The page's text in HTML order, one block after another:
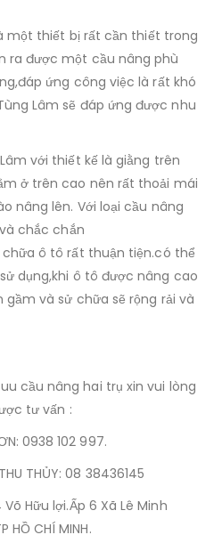
một thiết bị rất cần thiết trong
ra được một cầu nâng phù
ứng công việc là rất khó
Lâm sẽ đáp ứng được nhu
với thiết kế là giằng trên
ở trên cao nên rất thoải mái
nâng lên. Với loại cầu nâng
chắc chắn
ô tô rất thuận tiện.có thể
dụng,khi ô tô được nâng cao
và sử chữa sẽ rộng rải và
cầu nâng hai trụ xin vui lòng
tư vấn :
0938 102 997.
THỦY: 08 38436145
Võ Hữu lợi.Ấp 6 Xã Lê Minh
HỒ CHÍ MINH.